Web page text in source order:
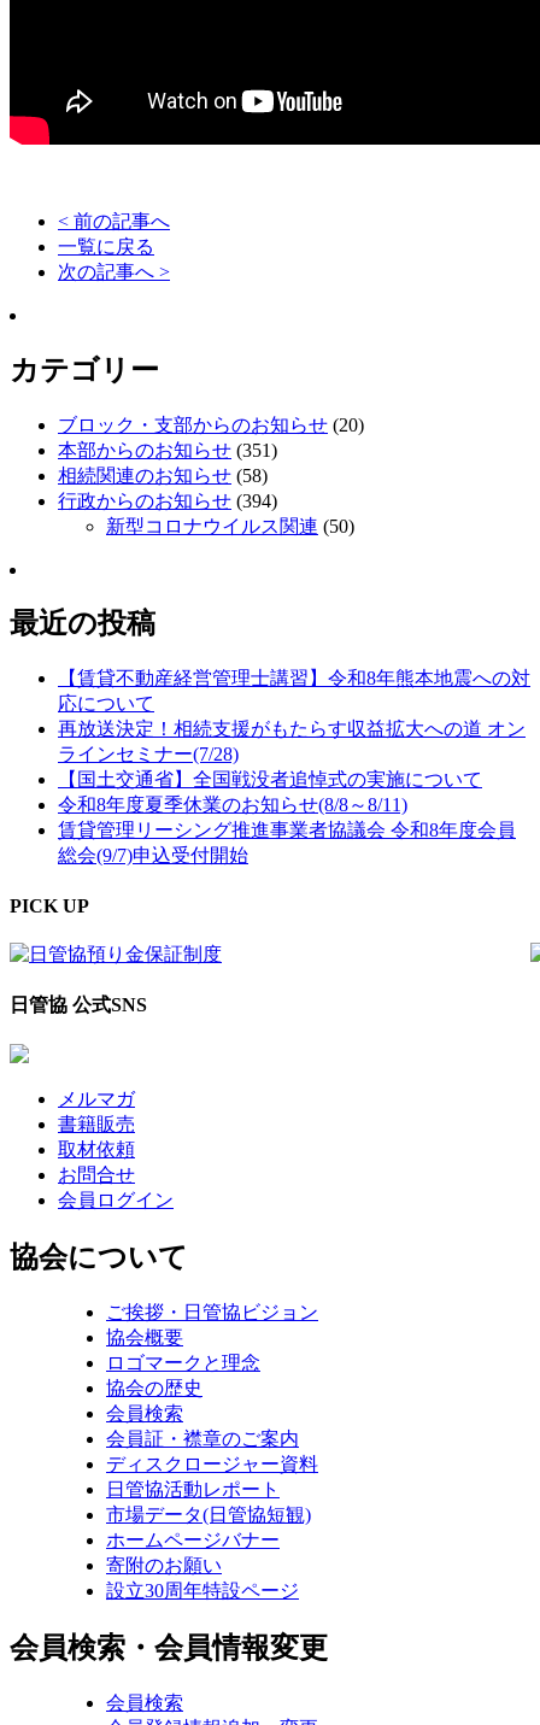
< 前の記事へ
一覧に戻る
次の記事へ >
カテゴリー
ブロック・支部からのお知らせ (20)
本部からのお知らせ (351)
相続関連のお知らせ (58)
行政からのお知らせ (394)
新型コロナウイルス関連 (50)
最近の投稿
【賃貸不動産経営管理士講習】令和8年熊本地震への対
応について
再放送決定！相続支援がもたらす収益拡大への道 オン
ラインセミナー(7/28)
【国土交通省】全国戦没者追悼式の実施について
令和8年度夏季休業のお知らせ(8/8～8/11)
賃貸管理リーシング推進事業者協議会 令和8年度会員
総会(9/7)申込受付開始
PICK UP
日管協 公式SNS
メルマガ
書籍販売
取材依頼
お問合せ
会員ログイン
協会について
ご挨拶・日管協ビジョン
協会概要
ロゴマークと理念
協会の歴史
会員検索
会員証・襟章のご案内
ディスクロージャー資料
日管協活動レポート
市場データ(日管協短観)
ホームページバナー
寄附のお願い
設立30周年特設ページ
会員検索・会員情報変更
会員検索